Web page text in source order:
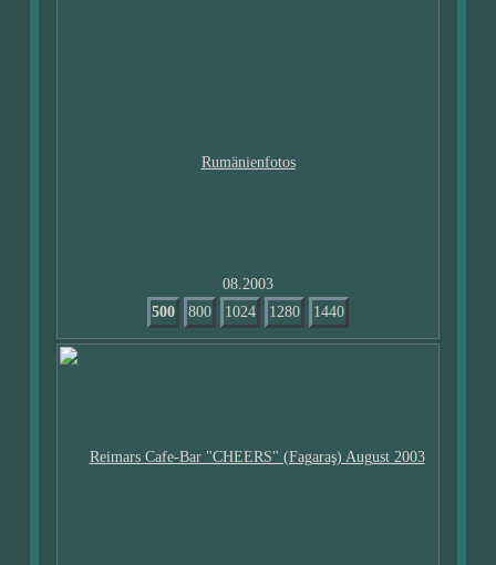
08.2003
500
800 1024 1280 1440